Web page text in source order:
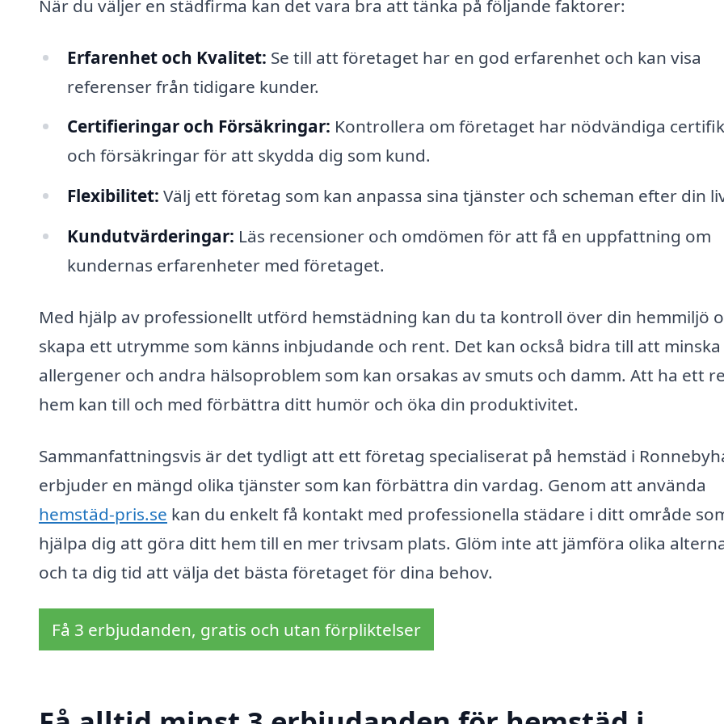
När du väljer en städfirma kan det vara bra att tänka på följande faktorer:
Erfarenhet och Kvalitet: Se till att företaget har en god erfarenhet och kan visa
referenser från tidigare kunder.
Certifieringar och Försäkringar: Kontrollera om företaget har nödvändiga
och försäkringar för att skydda dig som kund.
Flexibilitet: Välj ett företag som kan anpassa sina tjänster och scheman efter din
Kundutvärderingar: Läs recensioner och omdömen för att få en uppfattning om
kundernas erfarenheter med företaget.
Med hjälp av professionellt utförd hemstädning kan du ta kontroll över din hemmiljö
skapa ett utrymme som känns inbjudande och rent. Det kan också bidra till att minska
allergener och andra hälsoproblem som kan orsakas av smuts och damm. Att ha ett
hem kan till och med förbättra ditt humör och öka din produktivitet.
Sammanfattningsvis är det tydligt att ett företag specialiserat på hemstäd i
erbjuder en mängd olika tjänster som kan förbättra din vardag. Genom att använda
hemstäd-pris.se kan du enkelt få kontakt med professionella städare i ditt område
hjälpa dig att göra ditt hem till en mer trivsam plats. Glöm inte att jämföra olika
och ta dig tid att välja det bästa företaget för dina behov.
Få 3 erbjudanden, gratis och utan förpliktelser